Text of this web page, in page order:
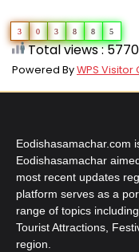
3 0 3 8 8 5
Total views :
Powered ByWPS Visitor
Eodishasamachar.com
Eodishasamachar
most recent updates
platform serves as a
range of topics
Tourist Attractions,
region.